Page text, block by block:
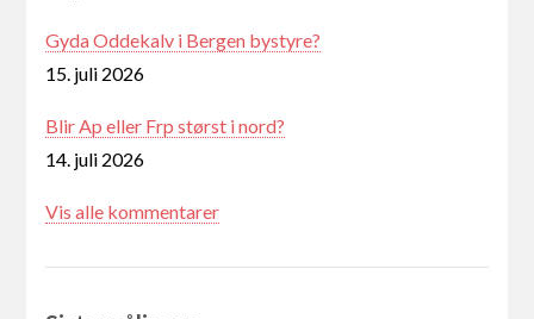
Gyda Oddekalv i Bergen bystyre?
15. juli 2026
Blir Ap eller Frp størst i nord?
14. juli 2026
Vis alle kommentarer